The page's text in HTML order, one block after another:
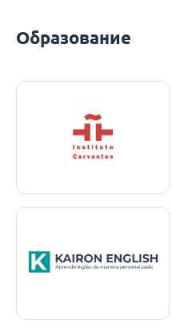
Образование